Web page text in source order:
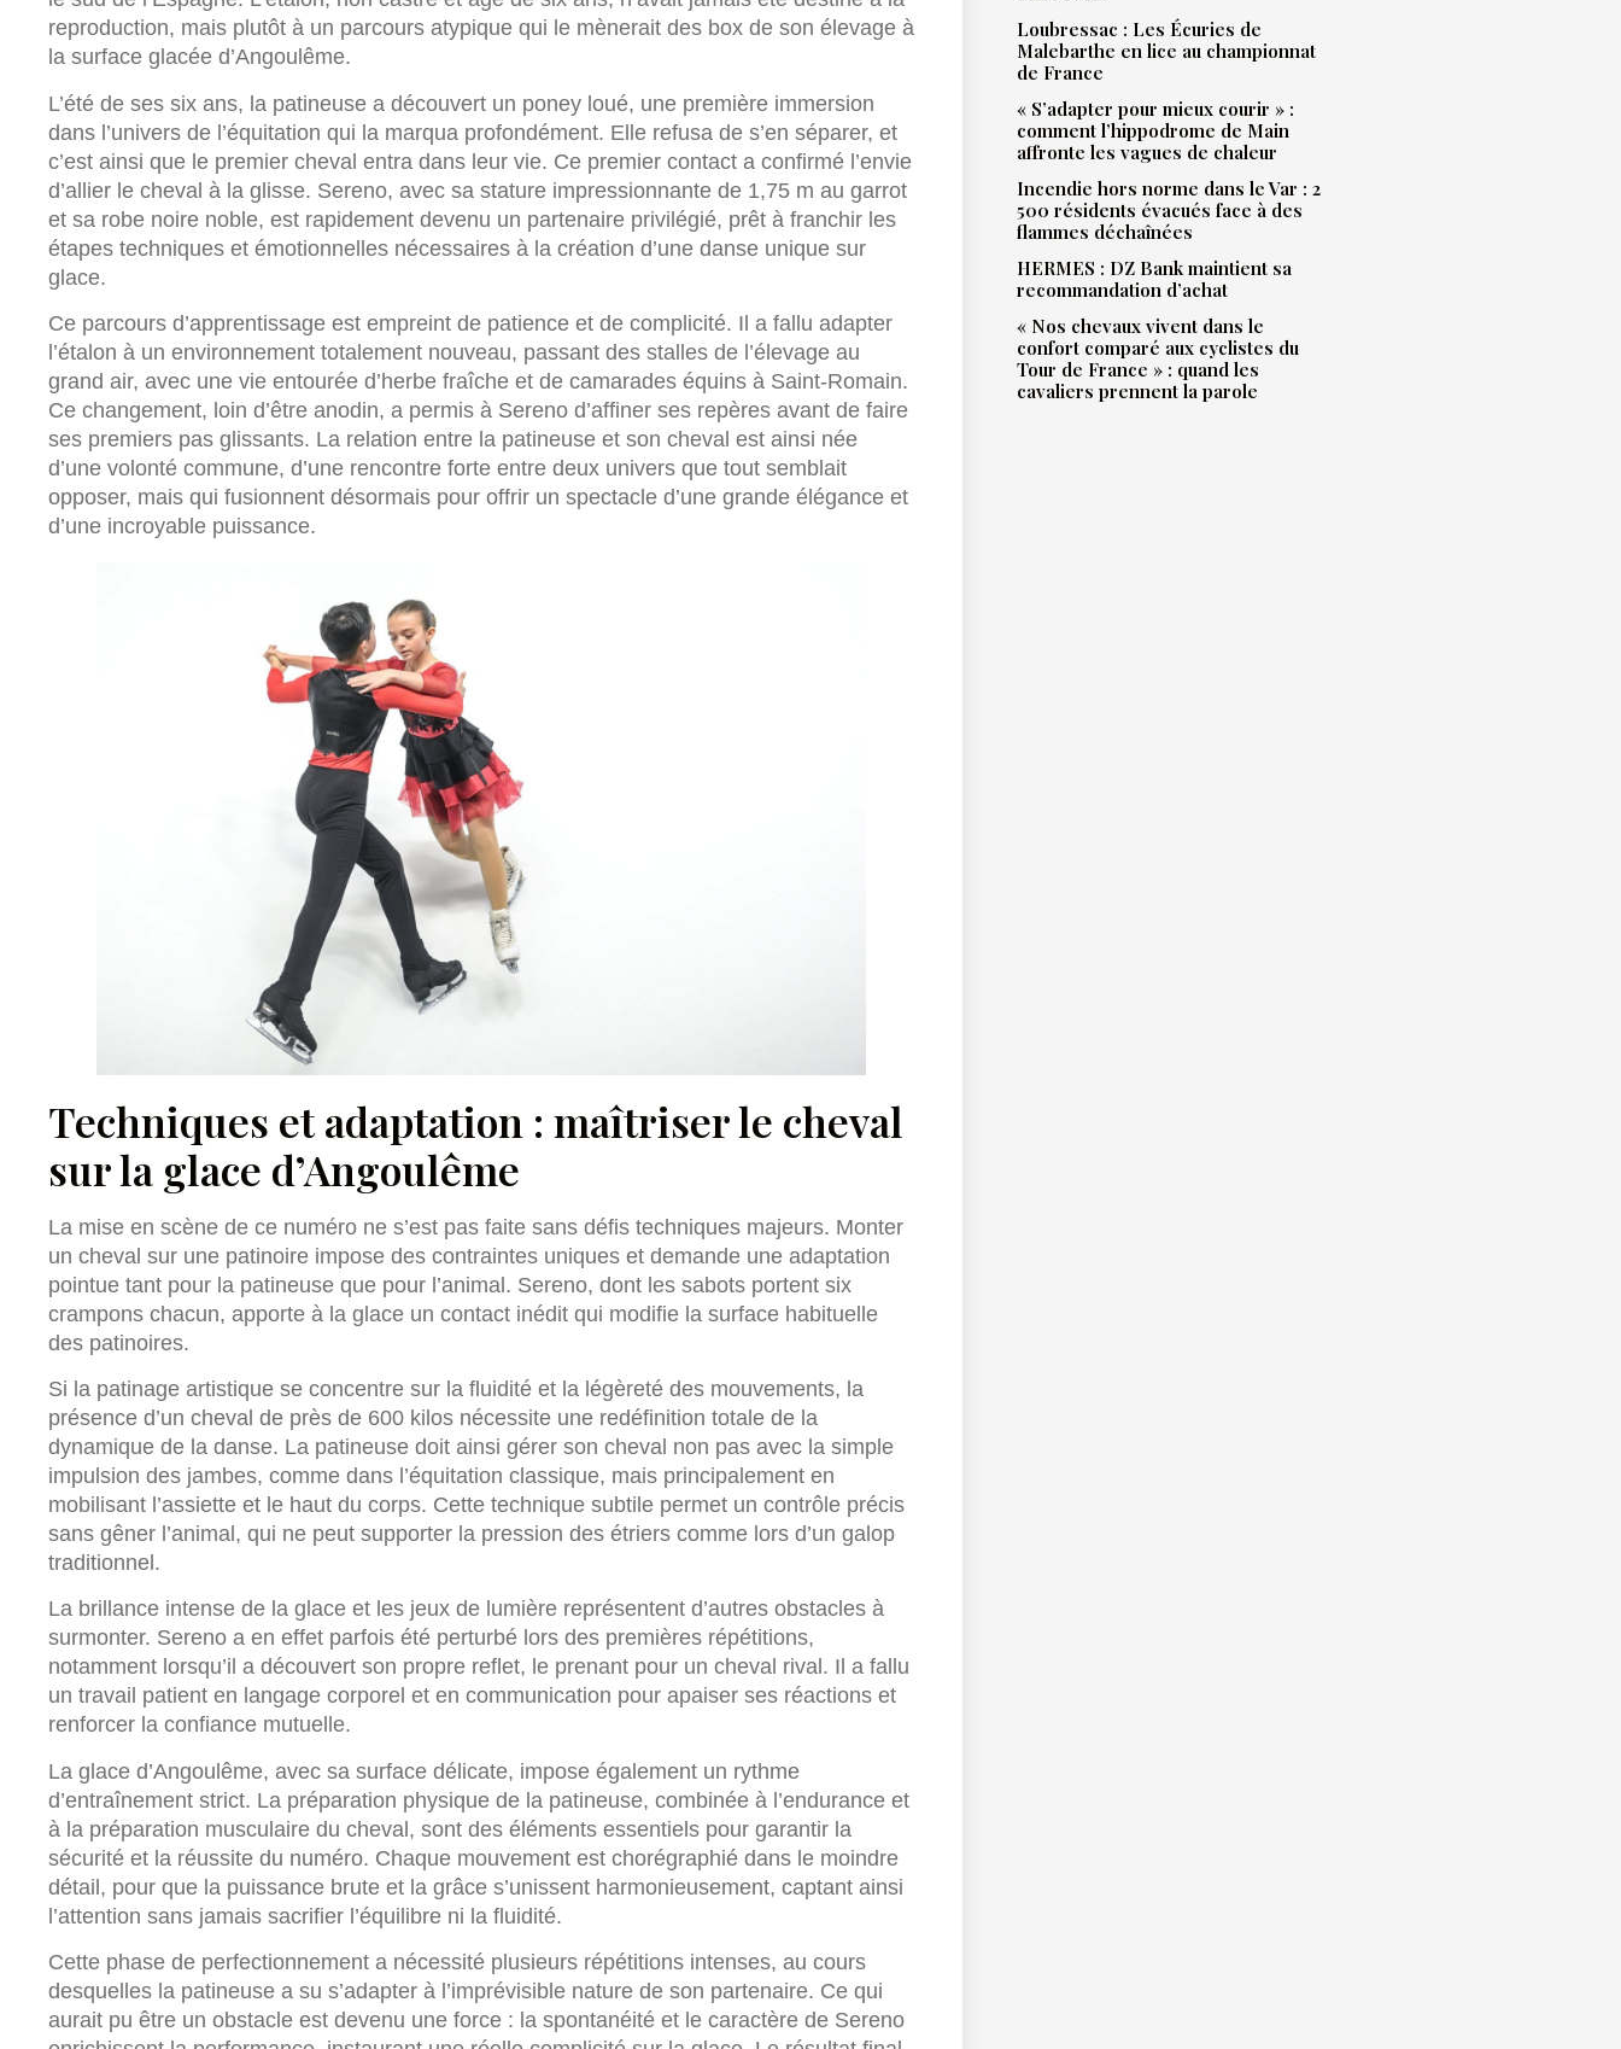
reproduction, mais plutôt à un parcours atypique qui le mènerait des box de son élevage à
la surface glacée d’Angoulême.
L’été de ses six ans, la patineuse a découvert un poney loué, une première immersion
dans l’univers de l’équitation qui la marqua profondément. Elle refusa de s’en séparer, et
c’est ainsi que le premier cheval entra dans leur vie. Ce premier contact a confirmé l’envie
d’allier le cheval à la glisse. Sereno, avec sa stature impressionnante de 1,75 m au garrot
et sa robe noire noble, est rapidement devenu un partenaire privilégié, prêt à franchir les
étapes techniques et émotionnelles nécessaires à la création d’une danse unique sur
glace.
Ce parcours d’apprentissage est empreint de patience et de complicité. Il a fallu adapter
l’étalon à un environnement totalement nouveau, passant des stalles de l’élevage au
grand air, avec une vie entourée d’herbe fraîche et de camarades équins à Saint-Romain.
Ce changement, loin d’être anodin, a permis à Sereno d’affiner ses repères avant de faire
ses premiers pas glissants. La relation entre la patineuse et son cheval est ainsi née
d’une volonté commune, d’une rencontre forte entre deux univers que tout semblait
opposer, mais qui fusionnent désormais pour offrir un spectacle d’une grande élégance et
d’une incroyable puissance.
Techniques et adaptation : maîtriser le cheval
sur la glace d’Angoulême
La mise en scène de ce numéro ne s’est pas faite sans défis techniques majeurs. Monter
un cheval sur une patinoire impose des contraintes uniques et demande une adaptation
pointue tant pour la patineuse que pour l’animal. Sereno, dont les sabots portent six
crampons chacun, apporte à la glace un contact inédit qui modifie la surface habituelle
des patinoires.
Si la patinage artistique se concentre sur la fluidité et la légèreté des mouvements, la
présence d’un cheval de près de 600 kilos nécessite une redéfinition totale de la
dynamique de la danse. La patineuse doit ainsi gérer son cheval non pas avec la simple
impulsion des jambes, comme dans l’équitation classique, mais principalement en
mobilisant l’assiette et le haut du corps. Cette technique subtile permet un contrôle précis
sans gêner l’animal, qui ne peut supporter la pression des étriers comme lors d’un galop
traditionnel.
La brillance intense de la glace et les jeux de lumière représentent d’autres obstacles à
surmonter. Sereno a en effet parfois été perturbé lors des premières répétitions,
notamment lorsqu’il a découvert son propre reflet, le prenant pour un cheval rival. Il a fallu
un travail patient en langage corporel et en communication pour apaiser ses réactions et
renforcer la confiance mutuelle.
La glace d’Angoulême, avec sa surface délicate, impose également un rythme
d’entraînement strict. La préparation physique de la patineuse, combinée à l’endurance et
à la préparation musculaire du cheval, sont des éléments essentiels pour garantir la
sécurité et la réussite du numéro. Chaque mouvement est chorégraphié dans le moindre
détail, pour que la puissance brute et la grâce s’unissent harmonieusement, captant ainsi
l’attention sans jamais sacrifier l’équilibre ni la fluidité.
Cette phase de perfectionnement a nécessité plusieurs répétitions intenses, au cours
desquelles la patineuse a su s’adapter à l’imprévisible nature de son partenaire. Ce qui
aurait pu être un obstacle est devenu une force : la spontanéité et le caractère de Sereno
Loubressac : Les Écuries de
Malebarthe en lice au championnat
de France
« S’adapter pour mieux courir » :
comment l’hippodrome de Main
affronte les vagues de chaleur
Incendie hors norme dans le Var : 2
500 résidents évacués face à des
flammes déchaînées
HERMES : DZ Bank maintient sa
recommandation d’achat
« Nos chevaux vivent dans le
confort comparé aux cyclistes du
Tour de France » : quand les
cavaliers prennent la parole